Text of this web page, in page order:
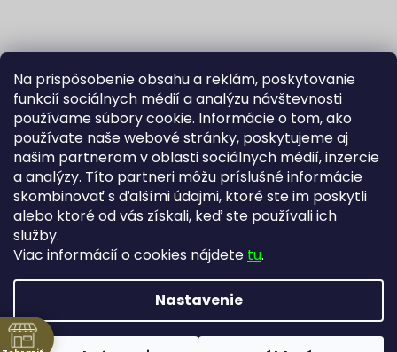
Na prispôsobenie obsahu a reklám, poskytovanie
funkcií sociálnych médií a analýzu návštevnosti
používame súbory cookie. Informácie o tom, ako
používate naše webové stránky, poskytujeme aj
našim partnerom v oblasti sociálnych médií, inzercie
a analýzy. Títo partneri môžu príslušné informácie
skombinovať s ďalšími údajmi, ktoré ste im poskytli
alebo ktoré od vás získali, keď ste používali ich
služby.
Viac informácií o cookies nájdete tu.
Nastavenie
Sledovať na Instagrame
Fortuna Aurum na Heureka.sk
Copyright 2026Zlatníctvo Žatecký, s.r.o.. Všetky práva